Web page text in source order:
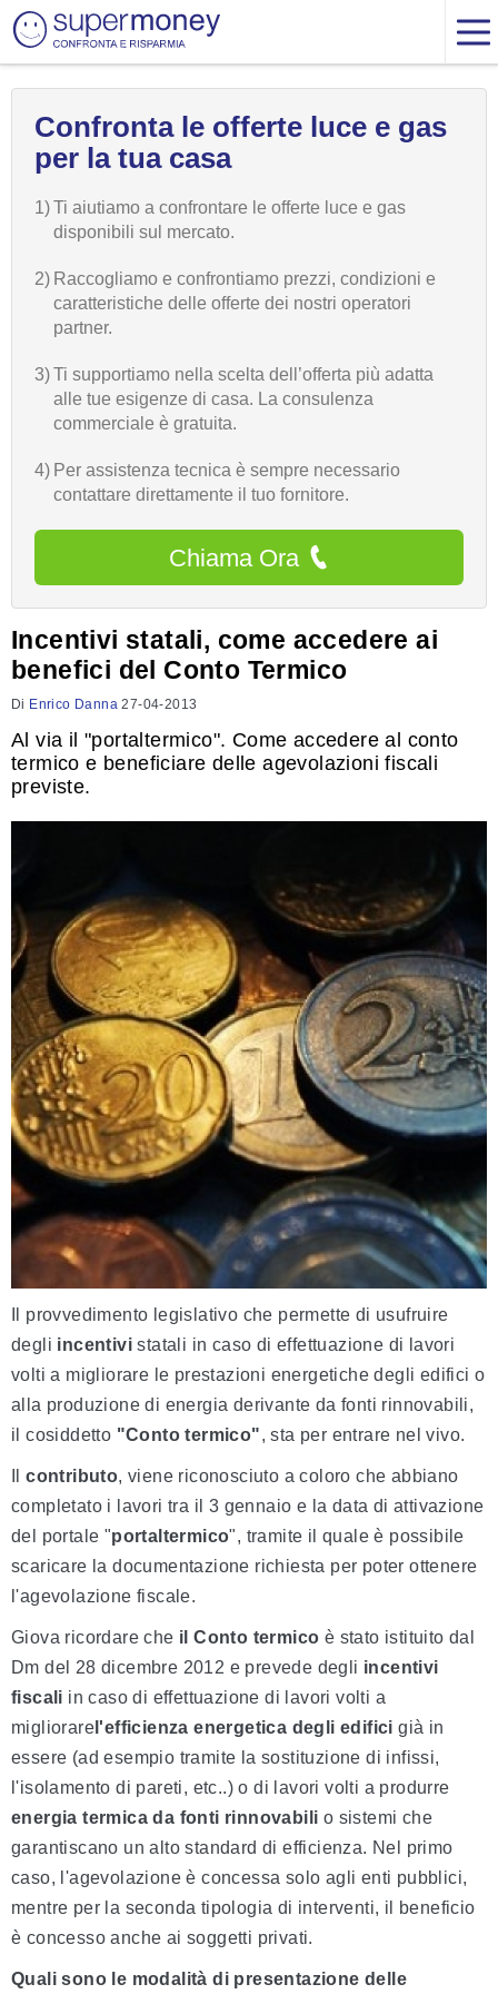
Confronta le offerte luce e gas
per la tua casa
1)Ti aiutiamo a confrontare le offerte luce e gas
disponibili sul mercato.
2) Raccogliamo e confrontiamo prezzi, condizioni e
caratteristiche delle offerte dei nostri operatori
partner.
3)Ti supportiamo nella scelta dell’offerta più adatta
alle tue esigenze di casa. La consulenza
commerciale è gratuita.
4) Per assistenza tecnica è sempre necessario
contattare direttamente il tuo fornitore.
Chiama Ora
Incentivi statali, come accedere ai
benefici del Conto Termico
Di Enrico Danna 27-04-2013
Al via il "portaltermico". Come accedere al conto
termico e beneficiare delle agevolazioni fiscali
previste.
Il provvedimento legislativo che permette di usufruire
degli incentivi statali in caso di effettuazione di lavori
volti a migliorare le prestazioni energetiche degli edifici o
alla produzione di energia derivante da fonti rinnovabili,
il cosiddetto "Conto termico", sta per entrare nel vivo.
Ilcontributo, viene riconosciuto a coloro che abbiano
completato i lavori tra il 3 gennaio e la data di attivazione
del portale "portaltermico", tramite il quale è possibile
scaricare la documentazione richiesta per poter ottenere
l'agevolazione fiscale.
Giova ricordare che il Conto termico è stato istituito dal
Dm del 28 dicembre 2012 e prevede degli incentivi
fiscali in caso di effettuazione di lavori volti a
migliorare l'efficienza energetica degli edifici già in
essere (ad esempio tramite la sostituzione di infissi,
l'isolamento di pareti, etc..) o di lavori volti a produrre
energia termica da fonti rinnovabili o sistemi che
garantiscano un alto standard di efficienza. Nel primo
caso, l'agevolazione è concessa solo agli enti pubblici,
mentre per la seconda tipologia di interventi, il beneficio
è concesso anche ai soggetti privati.
Quali sono le modalità di presentazione delle